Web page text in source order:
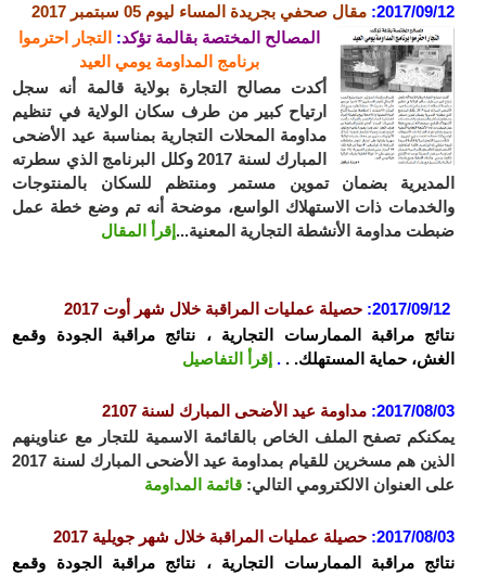
2017/09/12: مقال صحفي بجريدة المساء ليوم 05 سبتمبر
2017
المصالح المختصة بقالمة تؤكد: التجار احترموا
برنامج المداومة يومي العيد
أكدت مصالح التجارة بولاية قالمة أنه سجل
ارتياح كبير من طرف سكان الولاية في تنظيم
مداومة المحلات التجارية بمناسبة عيد الأضحى
المبارك لسنة 2017 وكلل البرنامج الذي سطرته
المديرية بضمان تموين مستمر ومنتظم للسكان بالمنتوجات
والخدمات ذات الاستهلاك الواسع، موضحة أنه تم وضع خطة عمل
ضبطت مداومة الأنشطة التجارية المعنية... إقرأ المقال
2017/09/12: حصيلة عمليات المراقبة خلال شهر أوت 2017
نتائج مراقبة الممارسات التجارية ، نتائج مراقبة الجودة وقمع
الغش، حماية المستهلك. . . إقرأ التفاصيل
2017/08/03: مداومة عيد الأضحى المبارك لسنة 2107
يمكنكم تصفح الملف الخاص بالقائمة الاسمية للتجار مع عناوينهم
الذين هم مسخرين للقيام بمداومة عيد الأضحى المبارك لسنة 2017
على العنوان الالكترومي التالي: قائمة المداومة
2017/08/03: حصيلة عمليات المراقبة خلال شهر جويلية 2017
نتائج مراقبة الممارسات التجارية ، نتائج مراقبة الجودة وقمع